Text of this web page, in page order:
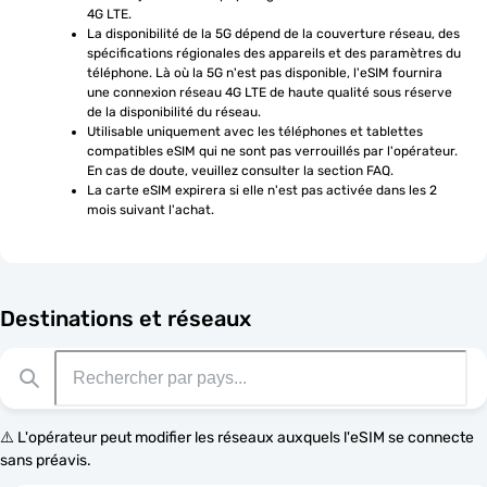
4G LTE.
La disponibilité de la 5G dépend de la couverture réseau, des
spécifications régionales des appareils et des paramètres du
téléphone. Là où la 5G n'est pas disponible, l'eSIM fournira
une connexion réseau 4G LTE de haute qualité sous réserve
de la disponibilité du réseau.
Utilisable uniquement avec les téléphones et tablettes
compatibles eSIM qui ne sont pas verrouillés par l'opérateur.
En cas de doute, veuillez consulter la section FAQ.
La carte eSIM expirera si elle n'est pas activée dans les 2
mois suivant l'achat.
Destinations et réseaux
⚠️ L'opérateur peut modifier les réseaux auxquels l'eSIM se connecte
sans préavis.